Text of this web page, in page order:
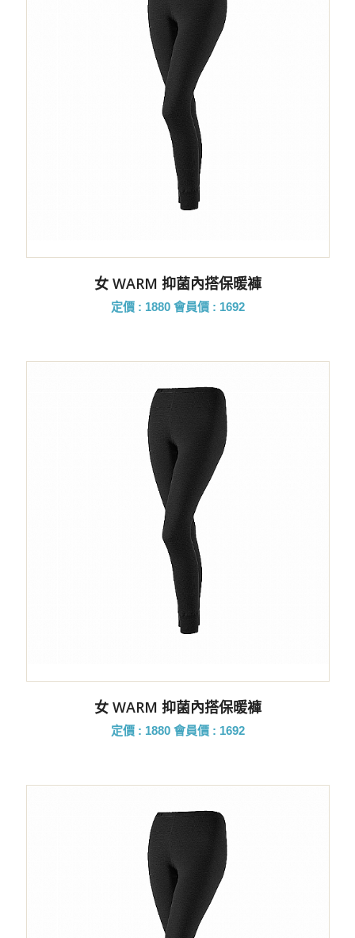
女 WARM 抑菌內搭保暖褲
定價 : 1880 會員價 : 1692
女 WARM 抑菌內搭保暖褲
定價 : 1880 會員價 : 1692